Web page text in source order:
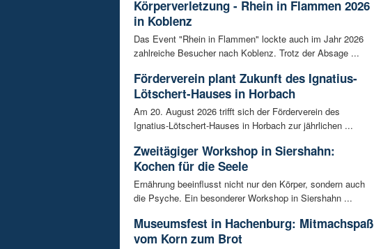
Körperverletzung - Rhein in Flammen 2026
in Koblenz
Das Event "Rhein in Flammen" lockte auch im Jahr 2026
zahlreiche Besucher nach Koblenz. Trotz der Absage ...
Förderverein plant Zukunft des Ignatius-
Lötschert-Hauses in Horbach
Am 20. August 2026 trifft sich der Förderverein des
Ignatius-Lötschert-Hauses in Horbach zur jährlichen ...
Zweitägiger Workshop in Siershahn:
Kochen für die Seele
Ernährung beeinflusst nicht nur den Körper, sondern auch
die Psyche. Ein besonderer Workshop in Siershahn ...
Museumsfest in Hachenburg: Mitmachspaß
vom Korn zum Brot